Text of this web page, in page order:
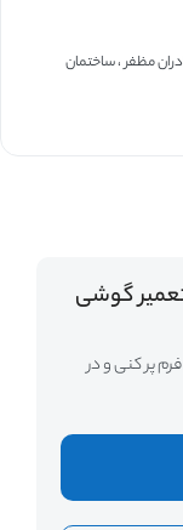
مظفر ، ساختمان
گوشی
پر کنی و در